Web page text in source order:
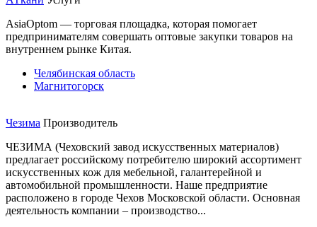
AsiaOptom — торговая площадка, которая помогает
предпринимателям совершать оптовые закупки товаров на
внутреннем рынке Китая.
Челябинская область
Магнитогорск
Чезима Производитель
ЧЕЗИМА (Чеховский завод искусственных материалов)
предлагает российскому потребителю широкий ассортимент
искусственных кож для мебельной, галантерейной и
автомобильной промышленности. Наше предприятие
расположено в городе Чехов Московской области. Основная
деятельность компании – производство...